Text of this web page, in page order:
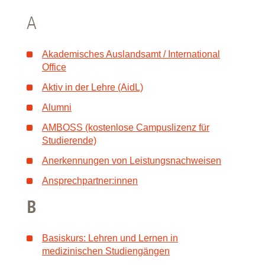
A
Akademisches Auslandsamt / International
Office
Aktiv in der Lehre (AidL)
Alumni
AMBOSS (kostenlose Campuslizenz für
Studierende)
Anerkennungen von Leistungsnachweisen
Ansprechpartner:innen
B
Basiskurs: Lehren und Lernen in
medizinischen Studiengängen